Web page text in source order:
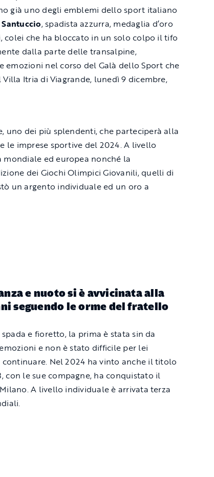
già uno degli emblemi dello sport italiano
, spadista azzurra, medaglia d’oro
colei che ha bloccato in un solo colpo il tifo
dalla parte delle transalpine,
emozioni nel corso del Galà dello Sport che
Itria di Viagrande, lunedì 9 dicembre,
uno dei più splendenti, che parteciperà alla
le imprese sportive del 2024. A livello
mondiale ed europea nonché la
dei Giochi Olimpici Giovanili, quelli di
un argento individuale ed un oro a
e nuoto si è avvicinata alla
seguendo le orme del fratello
e fioretto, la prima è stata sin da
e non è stato difficile per lei
Nel 2024 ha vinto anche il titolo
con le sue compagne, ha conquistato il
A livello individuale è arrivata terza